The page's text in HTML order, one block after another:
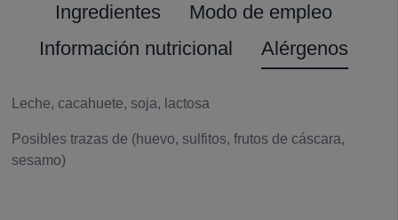
Ingredientes
Modo de empleo
Información nutricional
Alérgenos
Leche, cacahuete, soja, lactosa
Posibles trazas de (huevo, sulfitos, frutos de cáscara,
sesamo)